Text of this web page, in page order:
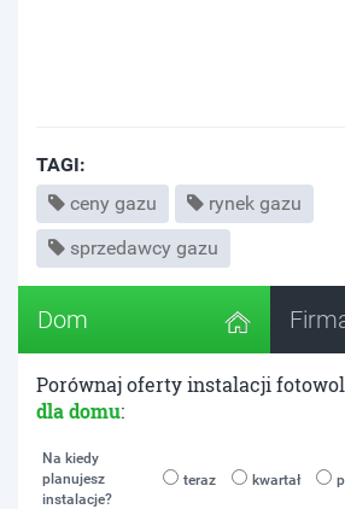
TAGI:
ceny gazu
rynek gazu
sprzedawcy gazu
Dom
Porównaj oferty instalacji
dla domu:
Na kiedy
planujesz
instalacje?
teraz kwartał